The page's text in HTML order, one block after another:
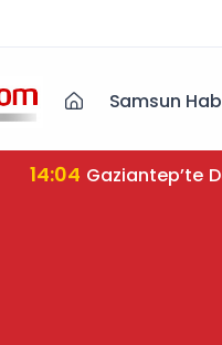
Samsun
14:04 Gaziantep’te